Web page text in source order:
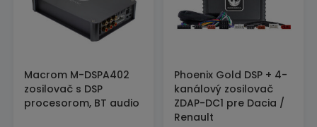
Macrom M-DSPA402
zosilovač s DSP
procesorom, BT audio
Phoenix Gold DSP + 4-
kanálový zosilovač
ZDAP-DC1 pre Dacia /
Renault